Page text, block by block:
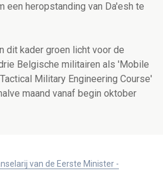
een heropstanding van Da'esh te
dit kader groen licht voor de
Belgische militairen als 'Mobile
Military Engineering Course'
maand vanaf begin oktober
van de Eerste Minister -